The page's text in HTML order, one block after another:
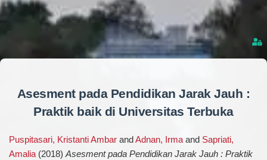
Asesment pada Pendidikan Jarak Jauh :
Praktik baik di Universitas Terbuka
Puspitasari, Kristanti Ambarand Adnan, Irmaand Sapriati,
Amalia(2018)Asesment pada Pendidikan Jarak Jauh : Praktik